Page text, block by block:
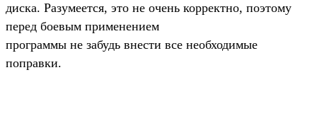
диска. Разумеется, это не очень корректно, поэтому
перед боевым применением
программы не забудь внести все необходимые
поправки.